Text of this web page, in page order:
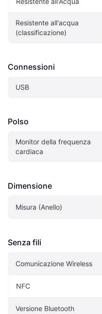
Resistente all'acqua
(classificazione)
Connessioni
USB
Polso
Monitor della frequenza
cardiaca
Dimensione
Misura (Anello)
Senza fili
Comunicazione Wireless
NFC
Versione Bluetooth